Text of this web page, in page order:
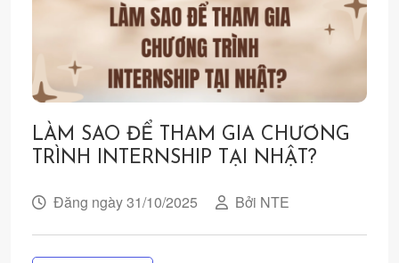
LÀM SAO ĐỂ THAM GIA CHƯƠNG
TRÌNH INTERNSHIP TẠI NHẬT?
Đăng ngày 31/10/2025 Bởi NTE